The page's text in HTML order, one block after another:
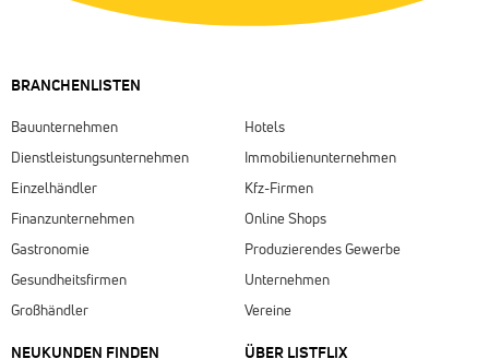
BRANCHENLISTEN
Bauunternehmen
Dienstleistungsunternehmen
Einzelhändler
Finanzunternehmen
Gastronomie
Gesundheitsfirmen
Großhändler
Hotels
Immobilienunternehmen
Kfz-Firmen
Online Shops
Produzierendes Gewerbe
Unternehmen
Vereine
NEUKUNDEN FINDEN ÜBER LISTFLIX​